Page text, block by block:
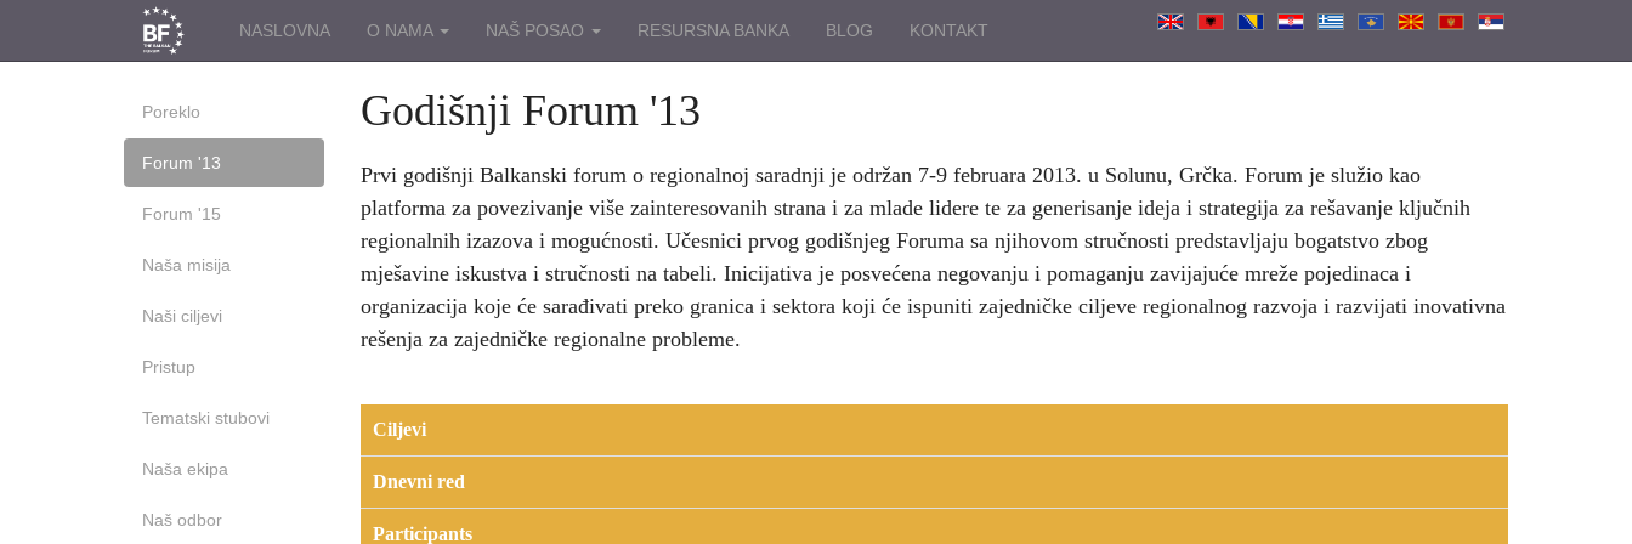
NASLOVNA O NAMA NAŠ POSAO RESURSNA BANKA BLOG KONTAKT
Poreklo
Forum '13
Forum '15
Naša misija
Naši ciljevi
Pristup
Tematski stubovi
Naša ekipa
Naš odbor
Godišnji Forum '13
Prvi godišnji Balkanski forum o regionalnoj saradnji je održan 7-9 februara 2013. u Solunu, Grčka. Forum je služio kao
platforma za povezivanje više zainteresovanih strana i za mlade lidere te za generisanje ideja i strategija za rešavanje ključnih
regionalnih izazova i mogućnosti. Učesnici prvog godišnjeg Foruma sa njihovom stručnosti predstavljaju bogatstvo zbog
mješavine iskustva i stručnosti na tabeli. Inicijativa je posvećena negovanju i pomaganju zavijajuće mreže pojedinaca i
organizacija koje će sarađivati preko granica i sektora koji će ispuniti zajedničke ciljeve regionalnog razvoja i razvijati inovativna
rešenja za zajedničke regionalne probleme.
Ciljevi
da se razmosti zajednički programi i usvajanje početne misli o mogućim okvirima saradnje;
da se ispita trenutna situacija u područjima specifičnih problematikama, identifikovanje postojeće sposobnosti, sredstva i ograničenja, kao i
Dnevni red
ČETVRTAK, 7. FEBRUAR 2013
Participants